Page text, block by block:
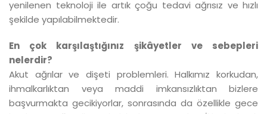
yenilenen teknoloji ile artık çoğu tedavi ağrısız ve hızlı
şekilde yapılabilmektedir.
En çok karşılaştığınız şikâyetler ve sebepleri
nelerdir?
Akut ağrılar ve dişeti problemleri. Halkımız korkudan,
ihmalkarlıktan veya maddi imkansızlıktan bizlere
başvurmakta gecikiyorlar, sonrasında da özellikle gece